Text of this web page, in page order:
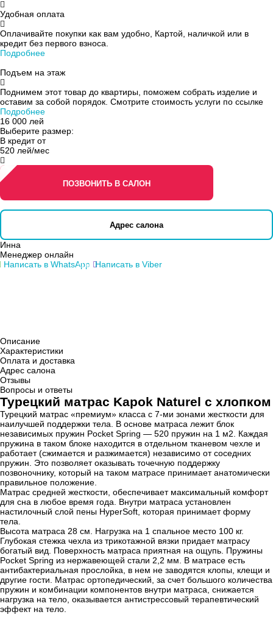
Удобная оплата
Оплачивайте покупки как вам удобно, Картой, наличкой или в
кредит без первого взноса.
Подробнее
Подъем на этаж
Поднимем этот товар до квартиры, поможем собрать изделие и
оставим за собой порядок. Смотрите стоимость услуги по сcылке
Подробнее
16 000 лей
Выберите размер:
В кредит от
520 лей/мес
ПОЗВОНИТЬ В САЛОН
Адрес салона
Инна
Менеджер онлайн
Написать в WhatsApp Написать в Viber
Описание
Характеристики
Оплата и доставка
Адрес салона
Отзывы
Вопросы и ответы
Турецкий матрас Kapok Naturel с хлопком
Турецкий матрас «премиум» класса с 7-ми зонами жесткости для
наилучшей поддержки тела. В основе матраса лежит блок
независимых пружин Pocket Spring — 520 пружин на 1 м2. Каждая
пружина в таком блоке находится в отдельном тканевом чехле и
работает (сжимается и разжимается) независимо от соседних
пружин. Это позволяет оказывать точечную поддержку
позвоночнику, который на таком матрасе принимает анатомически
правильное положение.
Матрас средней жесткости, обеспечивает максимальный комфорт
для сна в любое время года. Внутри матраса установлен
настилочный слой пены HyperSoft, которая принимает форму
тела.
Высота матраса 28 см. Нагрузка на 1 спальное место 100 кг.
Глубокая стежка чехла из трикотажной вязки придает матрасу
богатый вид. Поверхность матраса приятная на ощупь. Пружины
Pocket Spring из нержавеющей стали 2,2 мм. В матрасе есть
антибактериальная прослойка, в нем не заводятся клопы, клещи и
другие гости. Матрас ортопедический, за счет большого количества
пружин и комбинации компонентов внутри матраса, снижается
нагрузка на тело, оказывается антистрессовый терапевтический
эффект на тело.